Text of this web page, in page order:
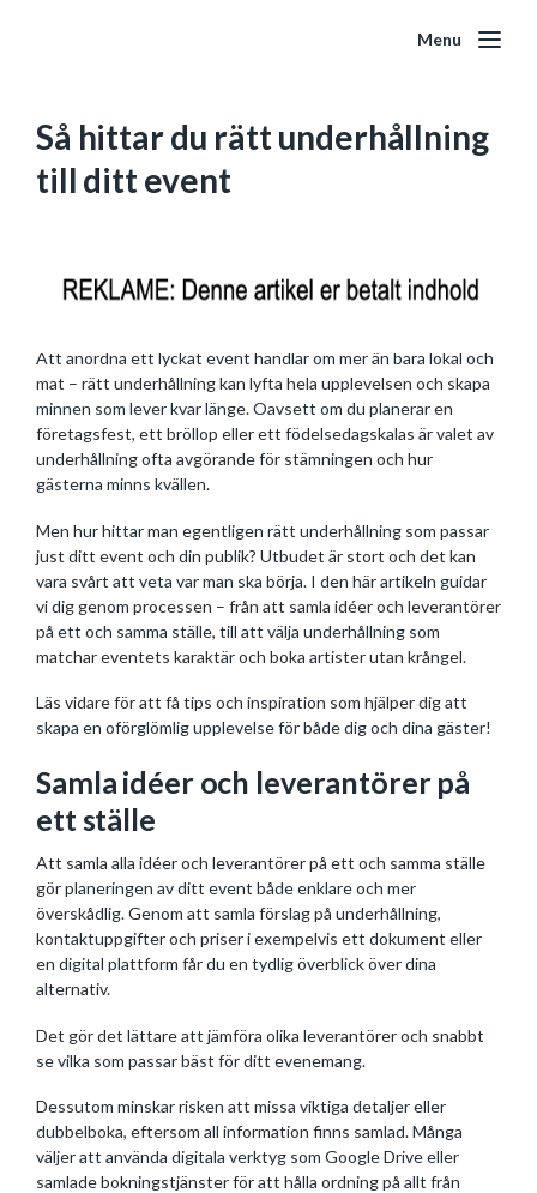
Menu
Så hittar du rätt underhållning
till ditt event
Att anordna ett lyckat event handlar om mer än bara lokal och
mat – rätt underhållning kan lyfta hela upplevelsen och skapa
minnen som lever kvar länge. Oavsett om du planerar en
företagsfest, ett bröllop eller ett födelsedagskalas är valet av
underhållning ofta avgörande för stämningen och hur
gästerna minns kvällen.
Men hur hittar man egentligen rätt underhållning som passar
just ditt event och din publik? Utbudet är stort och det kan
vara svårt att veta var man ska börja. I den här artikeln guidar
vi dig genom processen – från att samla idéer och leverantörer
på ett och samma ställe, till att välja underhållning som
matchar eventets karaktär och boka artister utan krångel.
Läs vidare för att få tips och inspiration som hjälper dig att
skapa en oförglömlig upplevelse för både dig och dina gäster!
Samla idéer och leverantörer på
ett ställe
Att samla alla idéer och leverantörer på ett och samma ställe
gör planeringen av ditt event både enklare och mer
överskådlig. Genom att samla förslag på underhållning,
kontaktuppgifter och priser i exempelvis ett dokument eller
en digital plattform får du en tydlig överblick över dina
alternativ.
Det gör det lättare att jämföra olika leverantörer och snabbt
se vilka som passar bäst för ditt evenemang.
Dessutom minskar risken att missa viktiga detaljer eller
dubbelboka, eftersom all information finns samlad. Många
väljer att använda digitala verktyg som Google Drive eller
samlade bokningstjänster för att hålla ordning på allt från